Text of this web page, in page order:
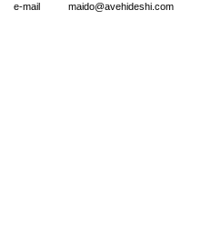
e-mail maido@avehideshi.com